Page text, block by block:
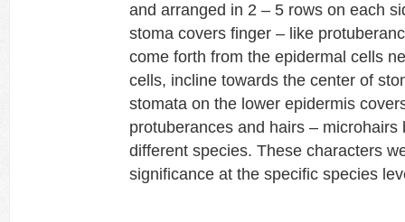
and arranged in 2 – 5 rows on each
stoma covers finger – like
come forth from the epidermal cells
cells, incline towards the center of
stomata on the lower epidermis
protuberances and hairs – microhairs
different species. These characters
significance at the specific species